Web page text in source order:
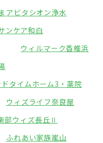
アビタシオン浄水
ンケア和白
ウィルマーク香椎浜
ドタイムホーム3・薬院
ウィズライフ奈良屋
部ウィズ長丘Ⅱ
ふれあい家族嵐山